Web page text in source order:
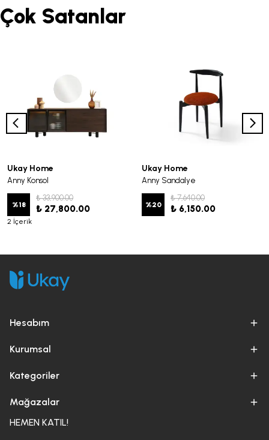
Çok Satanlar
Ukay Home
Anny Konsol
%18
₺ 33,900.00
₺ 27,800.00
2 İçerik
Ukay Home
Anny Sandalye
%20
₺ 7,640.00
₺ 6,150.00
Hesabım
Kurumsal
Kategoriler
Mağazalar
HEMEN KATIL!